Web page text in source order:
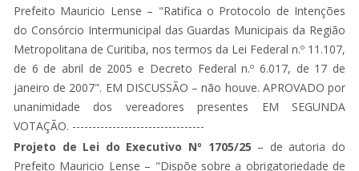
Prefeito Mauricio Lense – "Ratifica o Protocolo de Intenções
do Consórcio Intermunicipal das Guardas Municipais da Região
Metropolitana de Curitiba, nos termos da Lei Federal n.º 11.107,
de 6 de abril de 2005 e Decreto Federal n.º 6.017, de 17 de
janeiro de 2007". EM DISCUSSÃO – não houve. APROVADO por
unanimidade dos vereadores presentes EM SEGUNDA
VOTAÇÃO. ---------------------------------
Projeto de Lei do Executivo Nº 1705/25 – de autoria do
Prefeito Mauricio Lense – "Dispõe sobre a obrigatoriedade de